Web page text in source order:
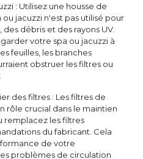
: Utilisez une housse de
jacuzzi n'est pas utilisé pour
débris et des rayons UV.
votre spa ou jacuzzi à
feuilles, les branches
obstruer les filtres ou
des filtres : Les filtres de
rôle crucial dans le maintien
remplacez les filtres
du fabricant. Cela
de votre
problèmes de circulation